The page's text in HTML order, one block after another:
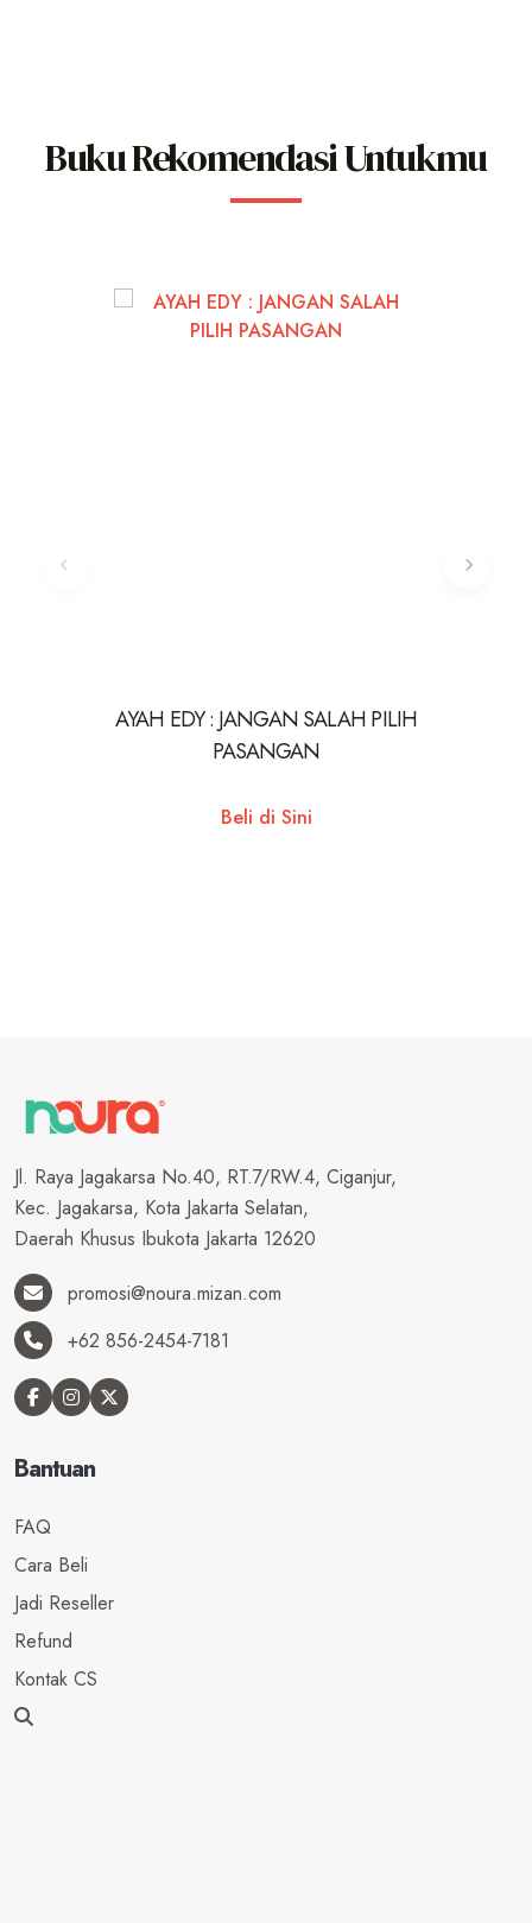
Buku Rekomendasi Untukmu
AYAH EDY : JANGAN SALAH PILIH
PASANGAN
Beli di Sini
Jl. Raya Jagakarsa No.40, RT.7/RW.4, Ciganjur,
Kec. Jagakarsa, Kota Jakarta Selatan,
Daerah Khusus Ibukota Jakarta 12620
promosi@noura.mizan.com
+62 856-2454-7181
Bantuan
FAQ
Cara Beli
Jadi Reseller
Refund
Kontak CS